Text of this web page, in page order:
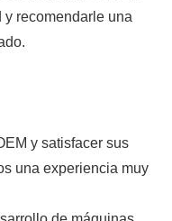
recomendarle una
y satisfacer sus
una experiencia muy